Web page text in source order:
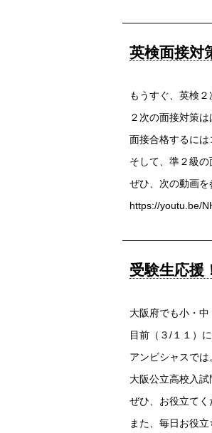
英検面接対
もうすぐ、英検２
２次の面接対策
面接合格するには
そして、準２級
ぜひ、次の動画を
https://youtu.be/
受験生応援
大阪府でも小・中
目前（３/１１）
アンビシャスで
大阪公立高校入試
ぜひ、お役立てく
また、毎日お役